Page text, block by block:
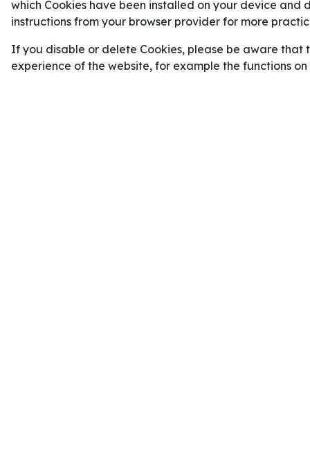
påverkas av skador, slutspel eller sena besked.
Det gör matchen svårare att läsa än vanligt. På
alltid en favorit i ett hockeymästerskap, men en
which Cookies have been installed on your device and
instructions from your browser provider for more
If you disable or delete Cookies, please be aware that
experience of the website, for example the functions